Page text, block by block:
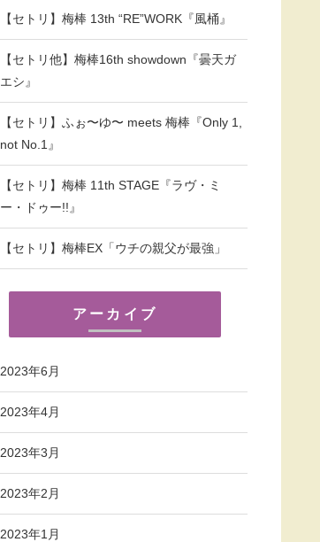
【セトリ】梅棒 13th “RE”WORK『風桶』
【セトリ他】梅棒16th showdown『曇天ガ
エシ』
【セトリ】ふぉ〜ゆ〜 meets 梅棒『Only 1,
not No.1』
【セトリ】梅棒 11th STAGE『ラヴ・ミ
ー・ドゥー!!』
【セトリ】梅棒EX「ウチの親父が最強」
アーカイブ
2023年6月
2023年4月
2023年3月
2023年2月
2023年1月